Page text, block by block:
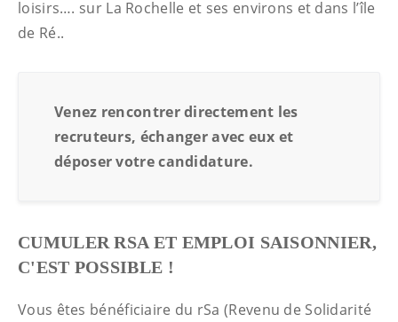
loisirs…. sur La Rochelle et ses environs et dans l’île
de Ré..
Venez rencontrer directement les
recruteurs, échanger avec eux et
déposer votre candidature.
CUMULER RSA ET EMPLOI SAISONNIER,
C'EST POSSIBLE !
Vous êtes bénéficiaire du rSa (Revenu de Solidarité